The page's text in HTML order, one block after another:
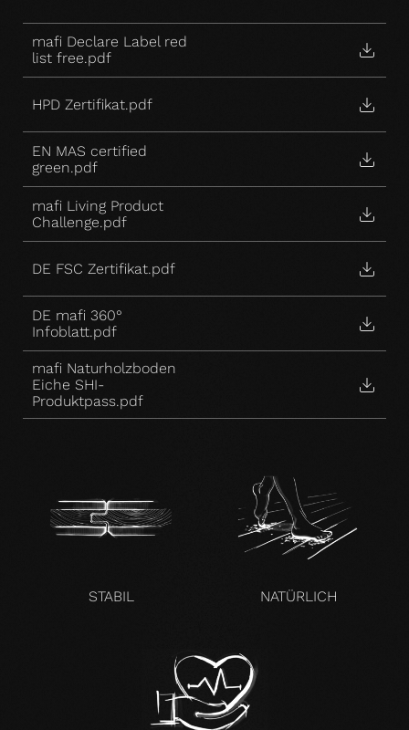
mafi Declare Label red
list free.pdf
HPD Zertifikat.pdf
EN MAS certified
green.pdf
mafi Living Product
Challenge.pdf
DE FSC Zertifikat.pdf
DE mafi 360°
Infoblatt.pdf
mafi Naturholzboden
Eiche SHI-
Produktpass.pdf
STABIL NATÜRLICH